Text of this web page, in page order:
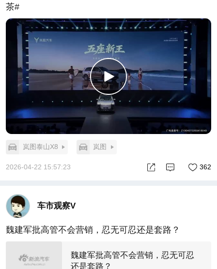
茶#
岚图泰山X8 岚图
2026-04-22 15:57:23 362
车市观察V
魏建军批高管不会营销，忍无可忍还是套路？
魏建军批高管不会营销，忍无可忍
还是套路？